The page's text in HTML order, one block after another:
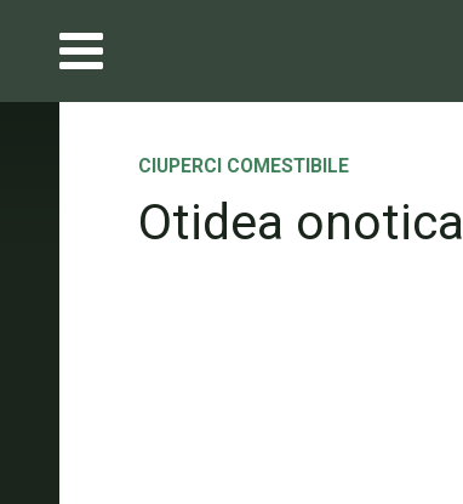
CIUPERCI COMESTIBILE
Otidea onotica